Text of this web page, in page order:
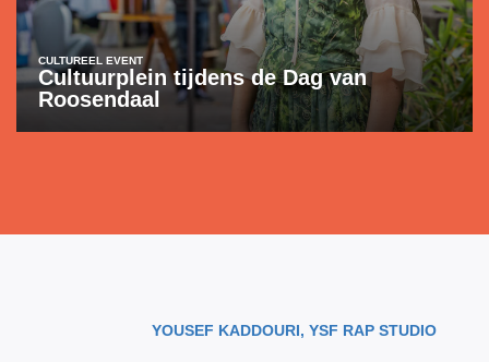
CULTUREEL EVENT
Cultuurplein tijdens de Dag van
Roosendaal
YOUSEF KADDOURI, YSF RAP STUDIO